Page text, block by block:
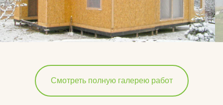
Смотреть полную галерею работ